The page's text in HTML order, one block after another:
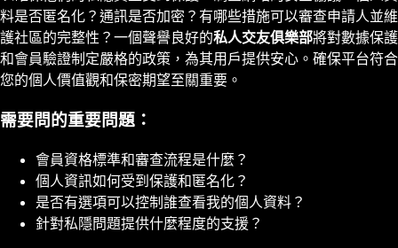
料是否匿名化？通訊是否加密？有哪些措施可以審查申請人並維
護社區的完整性？一個聲譽良好的私人交友俱樂部將對數據保護
和會員驗證制定嚴格的政策，為其用戶提供安心。確保平台符合
您的個人價值觀和保密期望至關重要。
需要問的重要問題：
會員資格標準和審查流程是什麼？
個人資訊如何受到保護和匿名化？
是否有選項可以控制誰查看我的個人資料？
針對私隱問題提供什麼程度的支援？